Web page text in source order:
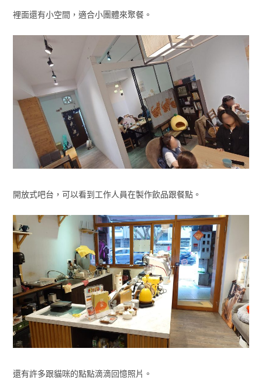
裡面還有小空間，適合小團體來聚餐。
開放式吧台，可以看到工作人員在製作飲品跟餐點。
還有許多跟貓咪的點點滴滴回憶照片。